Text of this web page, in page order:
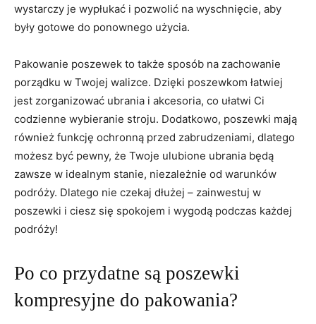
wystarczy je wypłukać i‍ pozwolić na wyschnięcie, aby
były gotowe do ponownego użycia.
Pakowanie poszewek to także sposób na zachowanie
porządku ⁢w Twojej walizce. Dzięki poszewkom łatwiej
jest ‌zorganizować ubrania i akcesoria, co ułatwi Ci
codzienne wybieranie stroju. Dodatkowo, poszewki mają
również funkcję ⁤ochronną przed zabrudzeniami, dlatego
możesz być pewny, że Twoje ulubione ubrania będą
⁣zawsze w idealnym stanie, niezależnie ​od warunków
podróży. Dlatego nie czekaj dłużej – zainwestuj w
poszewki i ciesz się⁤ spokojem i wygodą podczas każdej
podróży!
Po co przydatne są poszewki
kompresyjne do pakowania?